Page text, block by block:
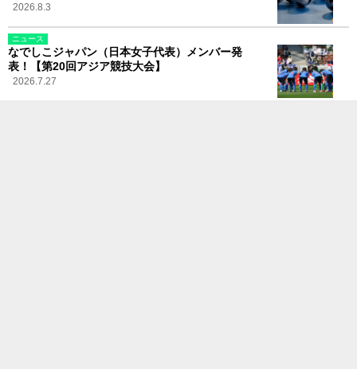
2026.8.3
ニュース
なでしこジャパン（日本女子代表）メンバー発
表！【第20回アジア競技大会】
2026.7.27